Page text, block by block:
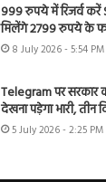
999 रुपये में रिजर्व
मिलेंगे 2799 रुपये के
8 July 2026 - 5:54 PM
Telegram पर सरकार
देखना पड़ेगा भारी, तीन
5 July 2026 - 2:25 PM